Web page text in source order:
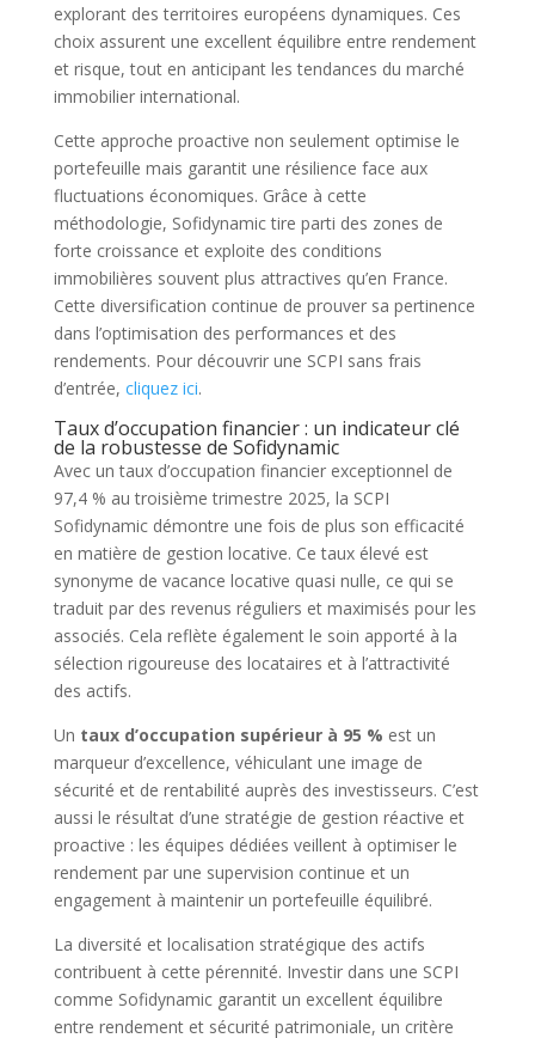
explorant des territoires européens dynamiques. Ces
choix assurent une excellent équilibre entre rendement
et risque, tout en anticipant les tendances du marché
immobilier international.
Cette approche proactive non seulement optimise le
portefeuille mais garantit une résilience face aux
fluctuations économiques. Grâce à cette
méthodologie, Sofidynamic tire parti des zones de
forte croissance et exploite des conditions
immobilières souvent plus attractives qu’en France.
Cette diversification continue de prouver sa pertinence
dans l’optimisation des performances et des
rendements. Pour découvrir une SCPI sans frais
d’entrée, cliquez ici.
Taux d’occupation financier : un indicateur clé
de la robustesse de Sofidynamic
Avec un taux d’occupation financier exceptionnel de
97,4 % au troisième trimestre 2025, la SCPI
Sofidynamic démontre une fois de plus son efficacité
en matière de gestion locative. Ce taux élevé est
synonyme de vacance locative quasi nulle, ce qui se
traduit par des revenus réguliers et maximisés pour les
associés. Cela reflète également le soin apporté à la
sélection rigoureuse des locataires et à l’attractivité
des actifs.
Un taux d’occupation supérieur à 95 % est un
marqueur d’excellence, véhiculant une image de
sécurité et de rentabilité auprès des investisseurs. C’est
aussi le résultat d’une stratégie de gestion réactive et
proactive : les équipes dédiées veillent à optimiser le
rendement par une supervision continue et un
engagement à maintenir un portefeuille équilibré.
La diversité et localisation stratégique des actifs
contribuent à cette pérennité. Investir dans une SCPI
comme Sofidynamic garantit un excellent équilibre
entre rendement et sécurité patrimoniale, un critère